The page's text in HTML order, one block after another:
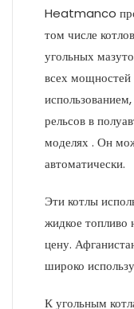
Heatmanco
том числе
угольных
всех
рельсов в
моделях . Он
автоматически.
Эти котлы
жидкое
цену.
широко
К угольным